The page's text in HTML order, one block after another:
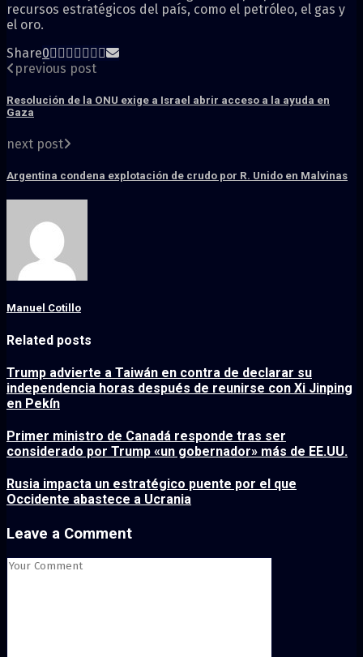
recursos estratégicos del país, como el petróleo, el gas y
el oro.
Share0
previous post
Resolución de la ONU exige a Israel abrir acceso a la ayuda en
Gaza
next post
Argentina condena explotación de crudo por R. Unido en Malvinas
Manuel Cotillo
Related posts
Trump advierte a Taiwán en contra de declarar su
independencia horas después de reunirse con Xi Jinping
en Pekín
Primer ministro de Canadá responde tras ser
considerado por Trump «un gobernador» más de EE.UU.
Rusia impacta un estratégico puente por el que
Occidente abastece a Ucrania
Leave a Comment